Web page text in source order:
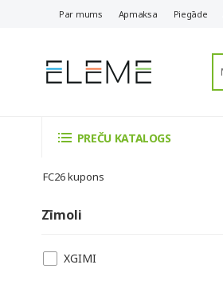
Par mums Apmaksa Piegāde
PREČU KATALOGS
FC26 kupons
Zīmoli
XGIMI